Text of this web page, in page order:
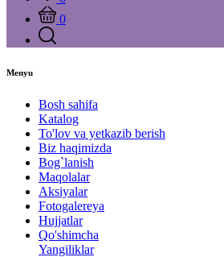
0
Menyu
Bosh sahifa
Katalog
To'lov va yetkazib berish
Biz haqimizda
Bog`lanish
Maqolalar
Aksiyalar
Fotogalereya
Hujjatlar
Qo'shimcha
Yangiliklar